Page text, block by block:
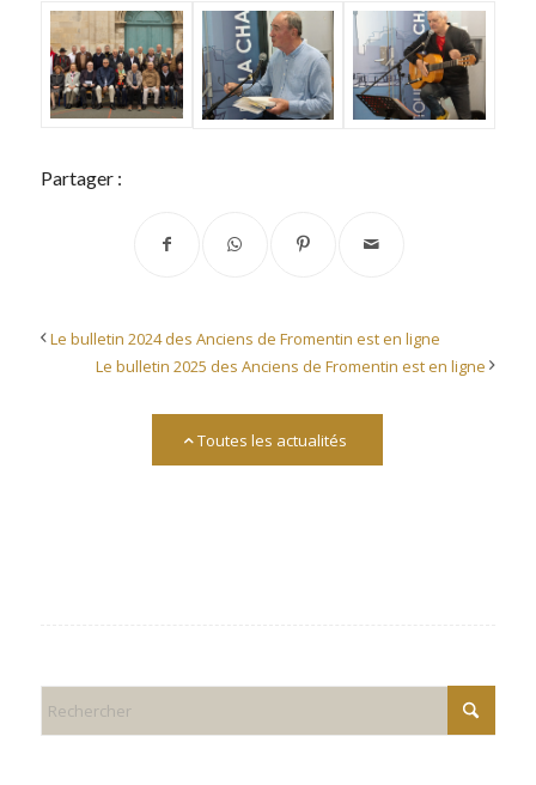
Partager :
Le bulletin 2024 des Anciens de Fromentin est en ligne
Le bulletin 2025 des Anciens de Fromentin est en ligne
Toutes les actualités